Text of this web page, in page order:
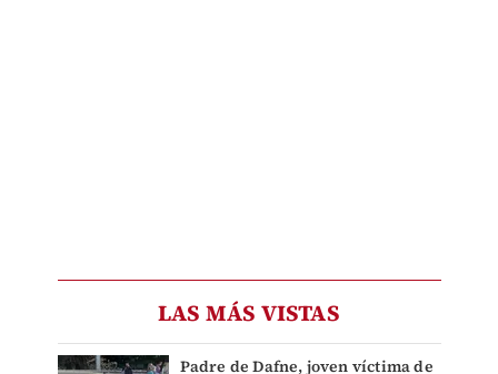
LAS MÁS VISTAS
Padre de Dafne, joven víctima de